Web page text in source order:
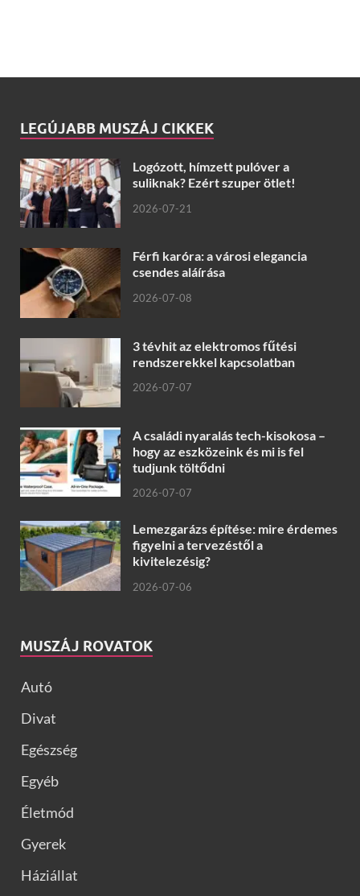
LEGÚJABB MUSZÁJ CIKKEK
Logózott, hímzett pulóver a
suliknak? Ezért szuper ötlet!
2026-07-21
Férfi karóra: a városi elegancia
csendes aláírása
2026-07-08
3 tévhit az elektromos fűtési
rendszerekkel kapcsolatban
2026-07-07
A családi nyaralás tech-kisokosa –
hogy az eszközeink és mi is fel
tudjunk töltődni
2026-07-07
Lemezgarázs építése: mire érdemes
figyelni a tervezéstől a
kivitelezésig?
2026-07-06
MUSZÁJ ROVATOK
Autó
Divat
Egészség
Egyéb
Életmód
Gyerek
Háziállat